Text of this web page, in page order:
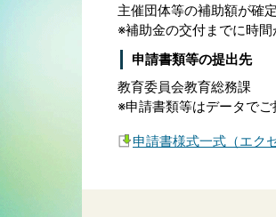
主催団体等の補助額が確
※補助金の交付までに時間
申請書類等の提出先
教育委員会教育総務課
※申請書類等はデータでご
申請書様式一式（エク